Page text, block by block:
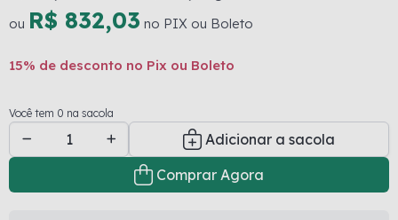
ou R$ 832,03 no PIX ou Boleto
15% de desconto no Pix ou Boleto
Você tem 0 na sacola
Adicionar a sacola
Comprar Agora